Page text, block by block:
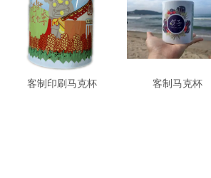
客制印刷马克杯 客制马克杯